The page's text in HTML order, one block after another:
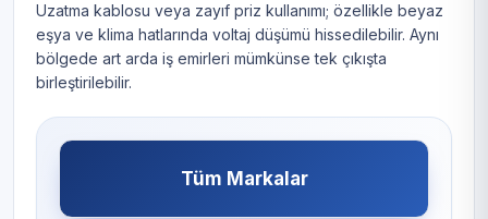
Uzatma kablosu veya zayıf priz kullanımı; özellikle beyaz
eşya ve klima hatlarında voltaj düşümü hissedilebilir. Aynı
bölgede art arda iş emirleri mümkünse tek çıkışta
birleştirilebilir.
Tüm Markalar